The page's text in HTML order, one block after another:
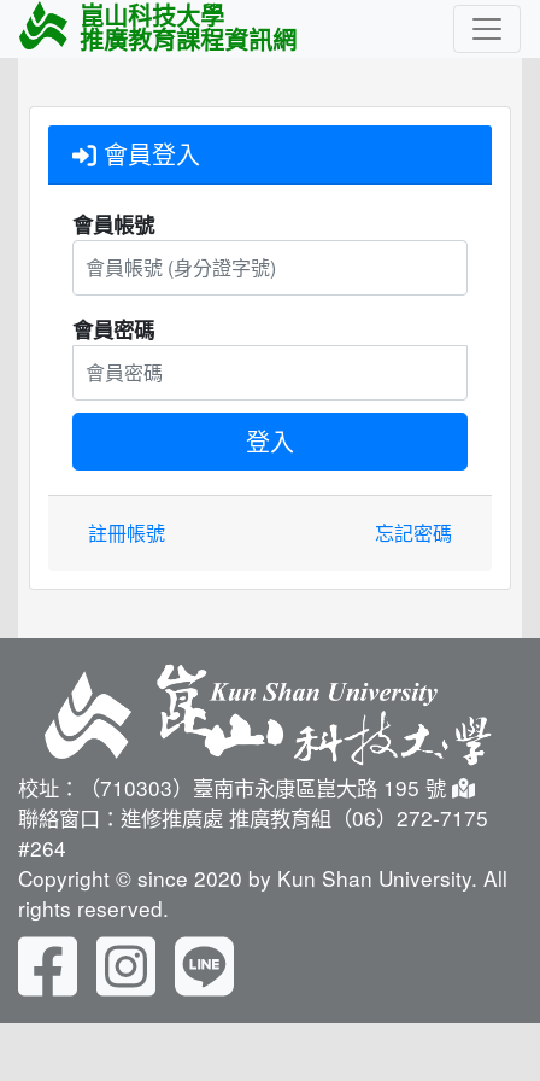
崑山科技大學
推廣教育課程資訊網
會員登入
會員帳號
會員密碼
註冊帳號 忘記密碼
校址：（710303）臺南市永康區崑大路 195 號
聯絡窗口：進修推廣處 推廣教育組（06）272-7175
#264
Copyright © since 2020 by Kun Shan University. All
rights reserved.